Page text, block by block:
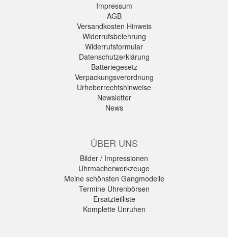
Impressum
AGB
Versandkosten Hinweis
Widerrufsbelehrung
Widerrufsformular
Datenschutzerklärung
Batteriegesetz
Verpackungsverordnung
Urheberrechtshinweise
Newsletter
News
ÜBER UNS
Bilder / Impressionen
Uhrmacherwerkzeuge
Meine schönsten Gangmodelle
Termine Uhrenbörsen
Ersatzteilliste
Komplette Unruhen